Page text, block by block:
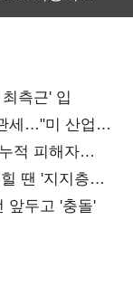
측근' 입
세…"미 산업
적 피해자
땐 '지지층
앞두고 '충돌'